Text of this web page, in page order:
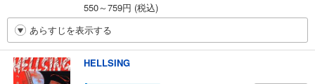
550～759円 (税込)
あらすじを表示する
HELLSING